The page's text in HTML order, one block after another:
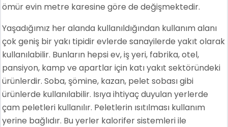
ömür evin metre karesine göre de değişmektedir.
Yaşadığımız her alanda kullanıldığından kullanım alanı
çok geniş bir yakı tipidir evlerde sanayilerde yakıt olarak
kullanılabilir. Bunların hepsi ev, iş yeri, fabrika, otel,
pansiyon, kamp ve apartlar için katı yakıt sektöründeki
ürünlerdir. Soba, şömine, kazan, pelet sobası gibi
ürünlerde kullanılabilir. Isıya ihtiyaç duyulan yerlerde
çam peletleri kullanılır. Peletlerin ısıtılması kullanım
yerine bağlıdır. Bu yerler kalorifer sistemleri ile